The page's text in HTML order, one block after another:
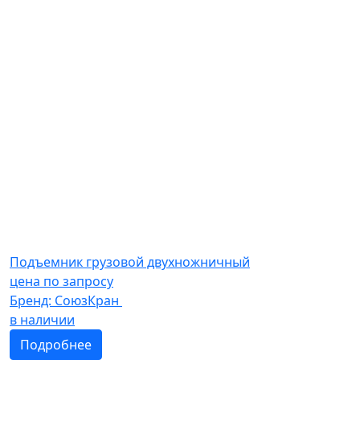
Подъемник грузовой двухножничный
цена по запросу
Бренд: СоюзКран
в наличии
Подробнее